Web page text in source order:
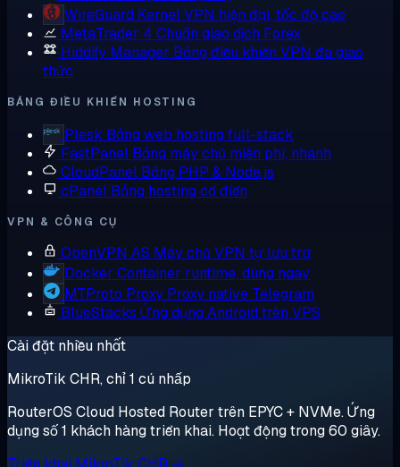
WireGuard Kernel VPN hiện đại, tốc độ cao
MetaTrader 4 Chuẩn giao dịch Forex
Hiddify Manager Bảng điều khiển VPN đa giao
thức
BẢNG ĐIỀU KHIỂN HOSTING
Plesk Bảng web hosting full-stack
FastPanel Bảng máy chủ miễn phí, nhanh
CloudPanel Bảng PHP & Node.js
cPanel Bảng hosting cổ điển
VPN & CÔNG CỤ
OpenVPN AS Máy chủ VPN tự lưu trữ
Docker Container runtime, dùng ngay
MTProto Proxy Proxy native Telegram
BlueStacks Ứng dụng Android trên VPS
Cài đặt nhiều nhất
MikroTik CHR, chỉ 1 cú nhấp
RouterOS Cloud Hosted Router trên EPYC + NVMe. Ứng
dụng số 1 khách hàng triển khai. Hoạt động trong 60 giây.